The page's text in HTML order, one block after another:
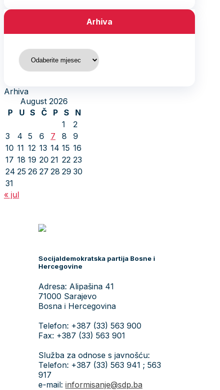
Arhiva
Arhiva
Arhiva
August 2026
P
U S Č P S
N
1
2
3
4 5 6 7 8
9
10 11 12 13 14 15 16
17 18 19 20 21 22 23
24 25 26 27 28 29 30
31
« jul
Socijaldemokratska partija Bosne i
Hercegovine
Adresa: Alipašina 41
71000 Sarajevo
Bosna i Hercegovina
Telefon: +387 (33) 563 900
Fax: +387 (33) 563 901
Služba za odnose s javnošću:
Telefon: +387 (33) 563 941 ; 563
917
e-mail: informisanje@sdp.ba